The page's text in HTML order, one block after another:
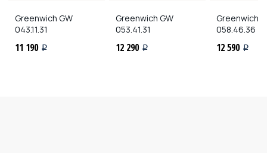
Greenwich GW
043.11.31
11 190 i
Greenwich GW
053.41.31
12 290 i
Greenwich
058.46.36
12 590 i